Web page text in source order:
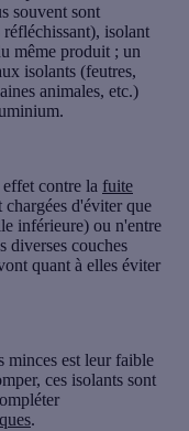
souvent sont
isolant
même produit ; un
isolants (feutres,
animales, etc.)
contre la fuite
chargées d'éviter que
inférieure) ou n'entre
diverses couches
quant à elles éviter
minces est leur faible
ces isolants sont
.